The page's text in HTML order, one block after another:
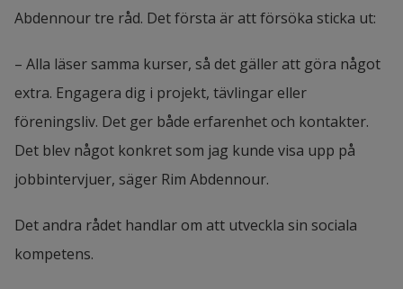
Abdennour tre råd. Det första är att försöka sticka ut:
– Alla läser samma kurser, så det gäller att göra något
extra. Engagera dig i projekt, tävlingar eller
föreningsliv. Det ger både erfarenhet och kontakter.
Det blev något konkret som jag kunde visa upp på
jobbintervjuer, säger Rim Abdennour.
Det andra rådet handlar om att utveckla sin sociala
kompetens.